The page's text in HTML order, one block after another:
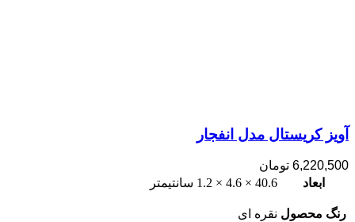
آویز کریستال مدل انفجار
6,220,500 تومان
ابعاد
40.6 × 4.6 × 1.2 سانتیمتر
رنگ محصول نقره ای